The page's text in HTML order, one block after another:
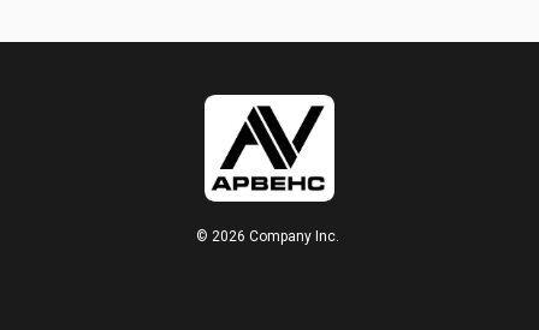
© 2026 Company Inc.